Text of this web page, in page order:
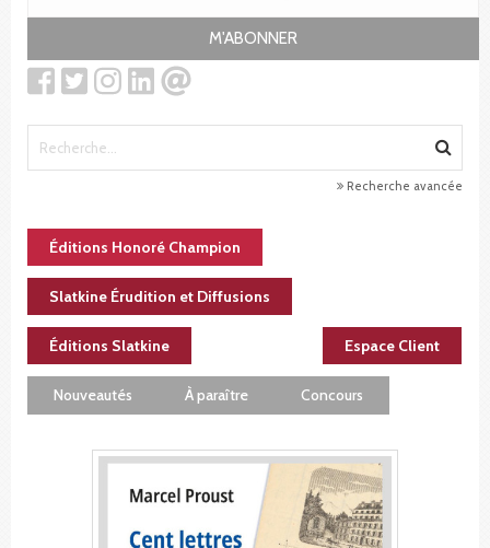
M'ABONNER
Recherche avancée
Éditions Honoré Champion
Slatkine Érudition et Diffusions
Éditions Slatkine Espace Client
Nouveautés À paraître Concours